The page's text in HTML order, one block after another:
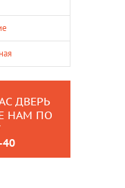
ДВЕРЬ
НАМ ПО
40